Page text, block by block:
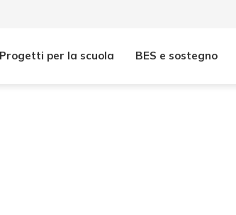
Progetti per la scuola BES e sostegno